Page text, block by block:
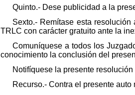
Quinto.- Dese publicidad a la
Sexto.- Remítase esta
TRLC con carácter gratuito ante la
Comuníquese a todos los
conocimiento la conclusión del
Notifíquese la presente
Recurso.- Contra el presente